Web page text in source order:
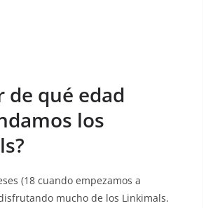
de qué edad
los
(18 cuando empezamos a
mucho de los Linkimals.